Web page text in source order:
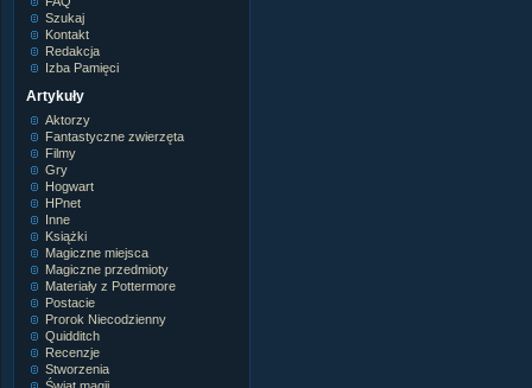
Szukaj
Kontakt
Redakcja
Izba Pamięci
Artykuły
Aktorzy
Fantastyczne zwierzęta
Filmy
Gry
Hogwart
HPnet
Inne
Książki
Magiczne miejsca
Magiczne przedmioty
Materiały z Pottermore
Postacie
Prorok Niecodzienny
Quidditch
Recenzje
Stworzenia